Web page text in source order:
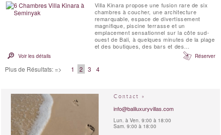
Villa Kinara propose une fusion rare de six
chambres à coucher, une architecture
remarquable, espace de divertissement
magnifique, piscine terrasse et un
emplacement sensationnel sur la côte sud-
ouest de Bali, à quelques minutes de la plage
et des boutiques, des bars et des
Voir les détails Réserver
Plus de Résultats: => 1 2 3 4
Contact »
info@baliluxuryvillas.com
Lun. à Ven. 9:00 à 18:00
Sam. 9:00 à 18:00